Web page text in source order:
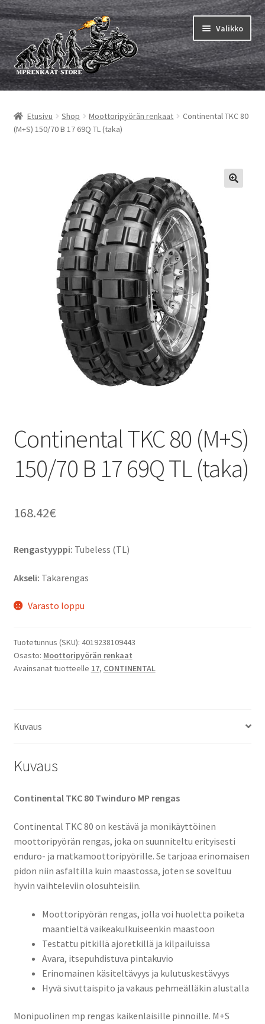
Siirry
navigointiin
Siirry
sisältöön
Valikko
MP renkaat
tason
Sisärenkaat ja nauhat
tason
Etusivu Shop Moottoripyörän renkaat
Continental TKC 80
(M+S) 150/70 B 17 69Q TL (taka)
Continental TKC 80 (M+S)
150/70 B 17 69Q TL (taka)
168.42€
Rengastyyppi: Tubeless (TL)
Akseli: Takarengas
Varasto loppu
Tuotetunnus (SKU): 4019238109443
Osasto: Moottoripyörän renkaat
Avainsanat tuotteelle 17, CONTINENTAL
Kuvaus
Kuvaus
Continental TKC 80 Twinduro MP rengas
Continental TKC 80 on kestävä ja monikäyttöinen
moottoripyörän rengas, joka on suunniteltu erityisesti
enduro- ja matkamoottoripyörille. Se tarjoaa erinomaisen
pidon niin asfaltilla kuin maastossa, joten se soveltuu
hyvin vaihteleviin olosuhteisiin.
Moottoripyörän rengas, jolla voi huoletta poiketa
maantieltä vaikeakulkuiseenkin maastoon
Testattu pitkillä ajoretkillä ja kilpailuissa
Avara, itsepuhdistuva pintakuvio
Erinomainen käsiteltävyys ja kulutuskestävyys
Hyvä sivuttaispito ja vakaus pehmeälläkin alustalla
Monipuolinen mp rengas kaikenlaisille pinnoille. M+S